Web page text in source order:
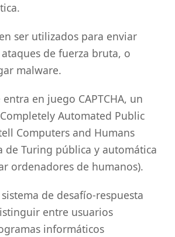
ser utilizados para enviar
de fuerza bruta, o
malware.
en juego CAPTCHA, un
Automated Public
Computers and Humans
de Turing pública y automática
ordenadores de humanos).
de desafío-respuesta
entre usuarios
informáticos